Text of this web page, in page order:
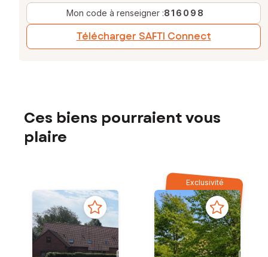
Mon code à renseigner :816098
Télécharger SAFTI Connect
Ces biens pourraient vous
plaire
Exclusivité